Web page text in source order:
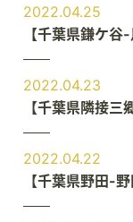
2022.04.25
【千葉県鎌ケ谷
2022.04.23
【千葉県隣接三
2022.04.22
【千葉県野田-